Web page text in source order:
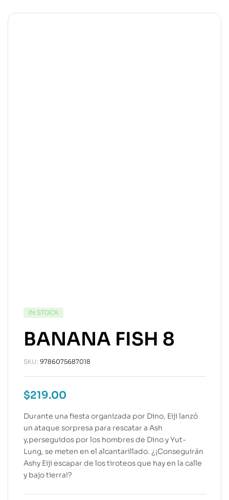
IN STOCK
BANANA FISH 8
SKU: 9786075687018
$219.00
Durante una fiesta organizada por Dino, Eiji lanzó
un ataque sorpresa para rescatar a Ash
y,perseguidos por los hombres de Dino y Yut-
Lung, se meten en el alcantarillado. ¿¡Conseguirán
Ashy Eiji escapar de los tiroteos que hay en la calle
y bajo tierra!?